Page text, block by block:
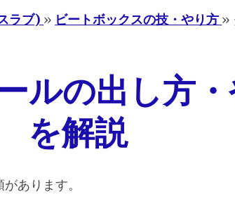
ラブ) » ビートボックスの技・やり方 »
ルの出し方
を解説
あります。